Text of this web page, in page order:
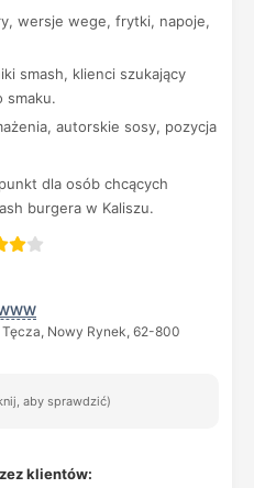
wersje wege, frytki, napoje,
smash, klienci szukający
smaku.
autorskie sosy, pozycja
dla osób chcących
burgera w Kaliszu.
Nowy Rynek, 62-800
aby sprawdzić)
klientów: